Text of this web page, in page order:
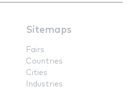
Sitemaps
Fairs
Countries
Cities
Industries